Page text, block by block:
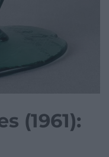
(1961):